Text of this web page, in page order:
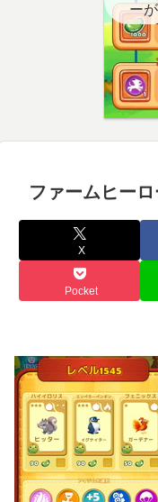
ー
こ
ファームヒー
X
Pocket